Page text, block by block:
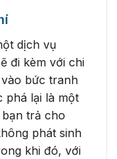
dịch vụ
đi kèm với chi
bức tranh
phá lại là một
trả cho
phát sinh
khi đó, với